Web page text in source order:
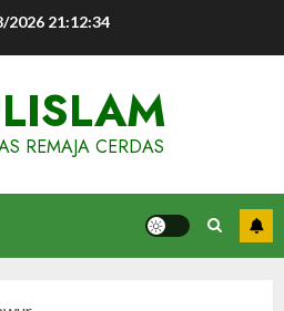
2026 21:12:35
REMAJA CERDAS